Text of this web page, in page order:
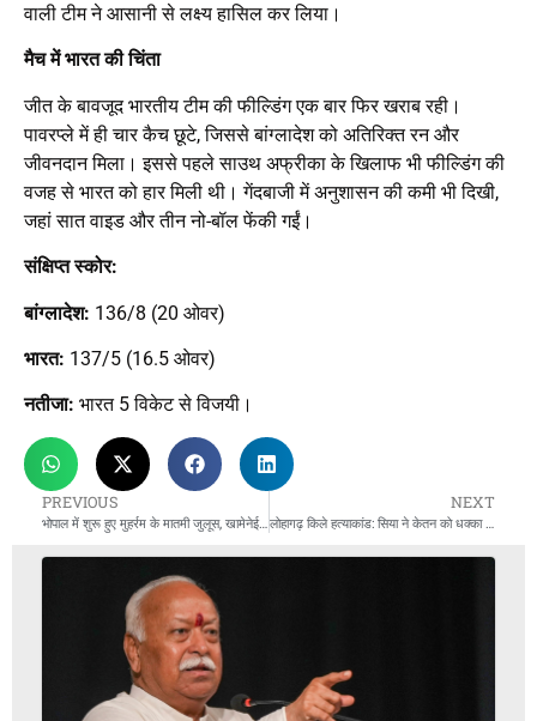
वाली टीम ने आसानी से लक्ष्य हासिल कर लिया।
मैच में भारत की चिंता
जीत के बावजूद भारतीय टीम की फील्डिंग एक बार फिर खराब रही।
पावरप्ले में ही चार कैच छूटे, जिससे बांग्लादेश को अतिरिक्त रन और
जीवनदान मिला। इससे पहले साउथ अफ्रीका के खिलाफ भी फील्डिंग की
वजह से भारत को हार मिली थी। गेंदबाजी में अनुशासन की कमी भी दिखी,
जहां सात वाइड और तीन नो-बॉल फेंकी गईं।
संक्षिप्त स्कोर:
बांग्लादेश: 136/8 (20 ओवर)
भारत: 137/5 (16.5 ओवर)
नतीजा: भारत 5 विकेट से विजयी।
PREVIOUS
भोपाल में शुरू हुए मुहर्रम के मातमी जुलूस, खामेनेई की तस्वीर और फिलिस्तीन-ईरान पोस्टर देखे गए
NEXT